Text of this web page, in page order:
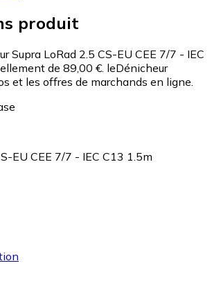
produit
Supra LoRad 2.5 CS-EU CEE 7/7 - IEC
de 89,00 €. leDénicheur
et les offres de marchands en ligne.
EU CEE 7/7 - IEC C13 1.5m